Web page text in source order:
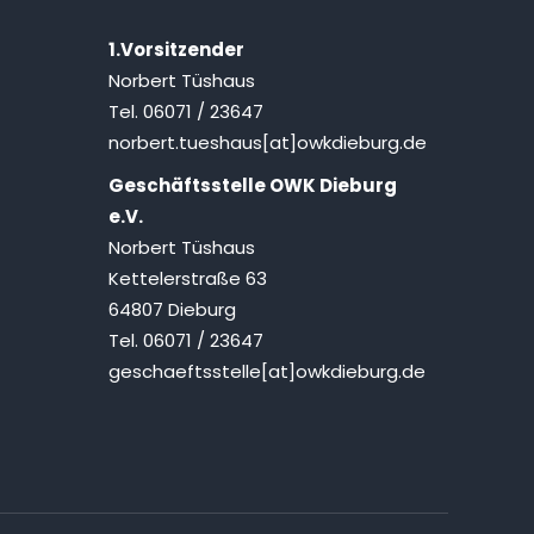
1.Vorsitzender
Norbert Tüshaus
Tel. 06071 / 23647
norbert.tueshaus[at]owkdieburg.de
Geschäftsstelle OWK Dieburg
e.V.
Norbert Tüshaus
Kettelerstraße 63
64807 Dieburg
Tel. 06071 / 23647
geschaeftsstelle[at]owkdieburg.de